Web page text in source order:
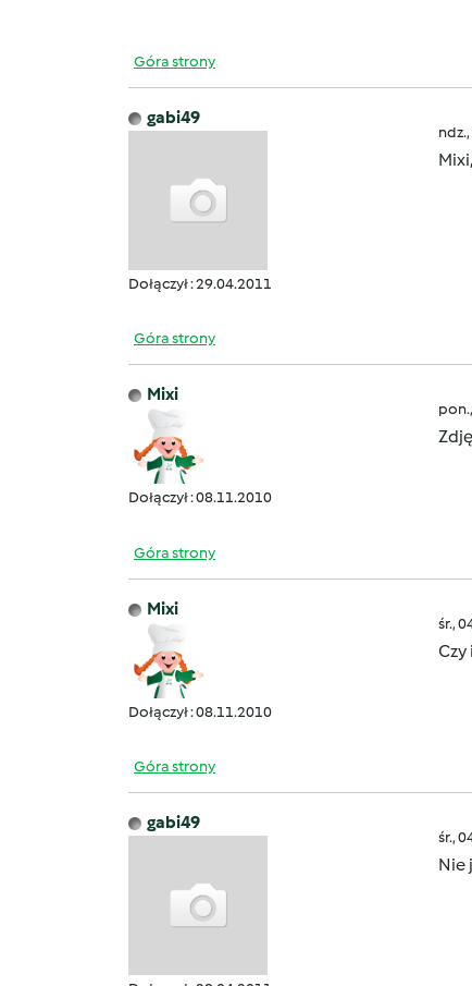
Góra strony
gabi49
Dołączył : 29.04.2011
Góra strony
Mixi
Dołączył : 08.11.2010
Góra strony
Mixi
Dołączył : 08.11.2010
śr.,
Góra strony
gabi49
śr.,
Nie